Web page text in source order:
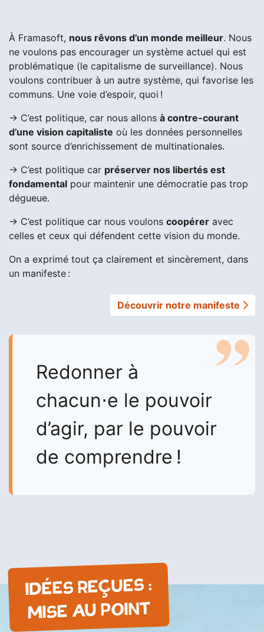
À Framasoft, nous rêvons d’un monde meilleur. Nous
ne voulons pas encourager un système actuel qui est
problématique (le capitalisme de surveillance). Nous
voulons contribuer à un autre système, qui favorise les
communs. Une voie d’espoir, quoi !
→ C’est politique, car nous allons à contre-courant
d’une vision capitaliste où les données personnelles
sont source d’enrichissement de multinationales.
→ C’est politique car préserver nos libertés est
fondamental pour maintenir une démocratie pas trop
dégueue.
→ C’est politique car nous voulons coopérer avec
celles et ceux qui défendent cette vision du monde.
On a exprimé tout ça clairement et sincèrement, dans
un manifeste :
Découvrir notre manifeste
Redonner à
chacun⋅e le pouvoir
d’agir, par le pouvoir
de comprendre !
IDÉES REÇUES :
MISE AU POINT